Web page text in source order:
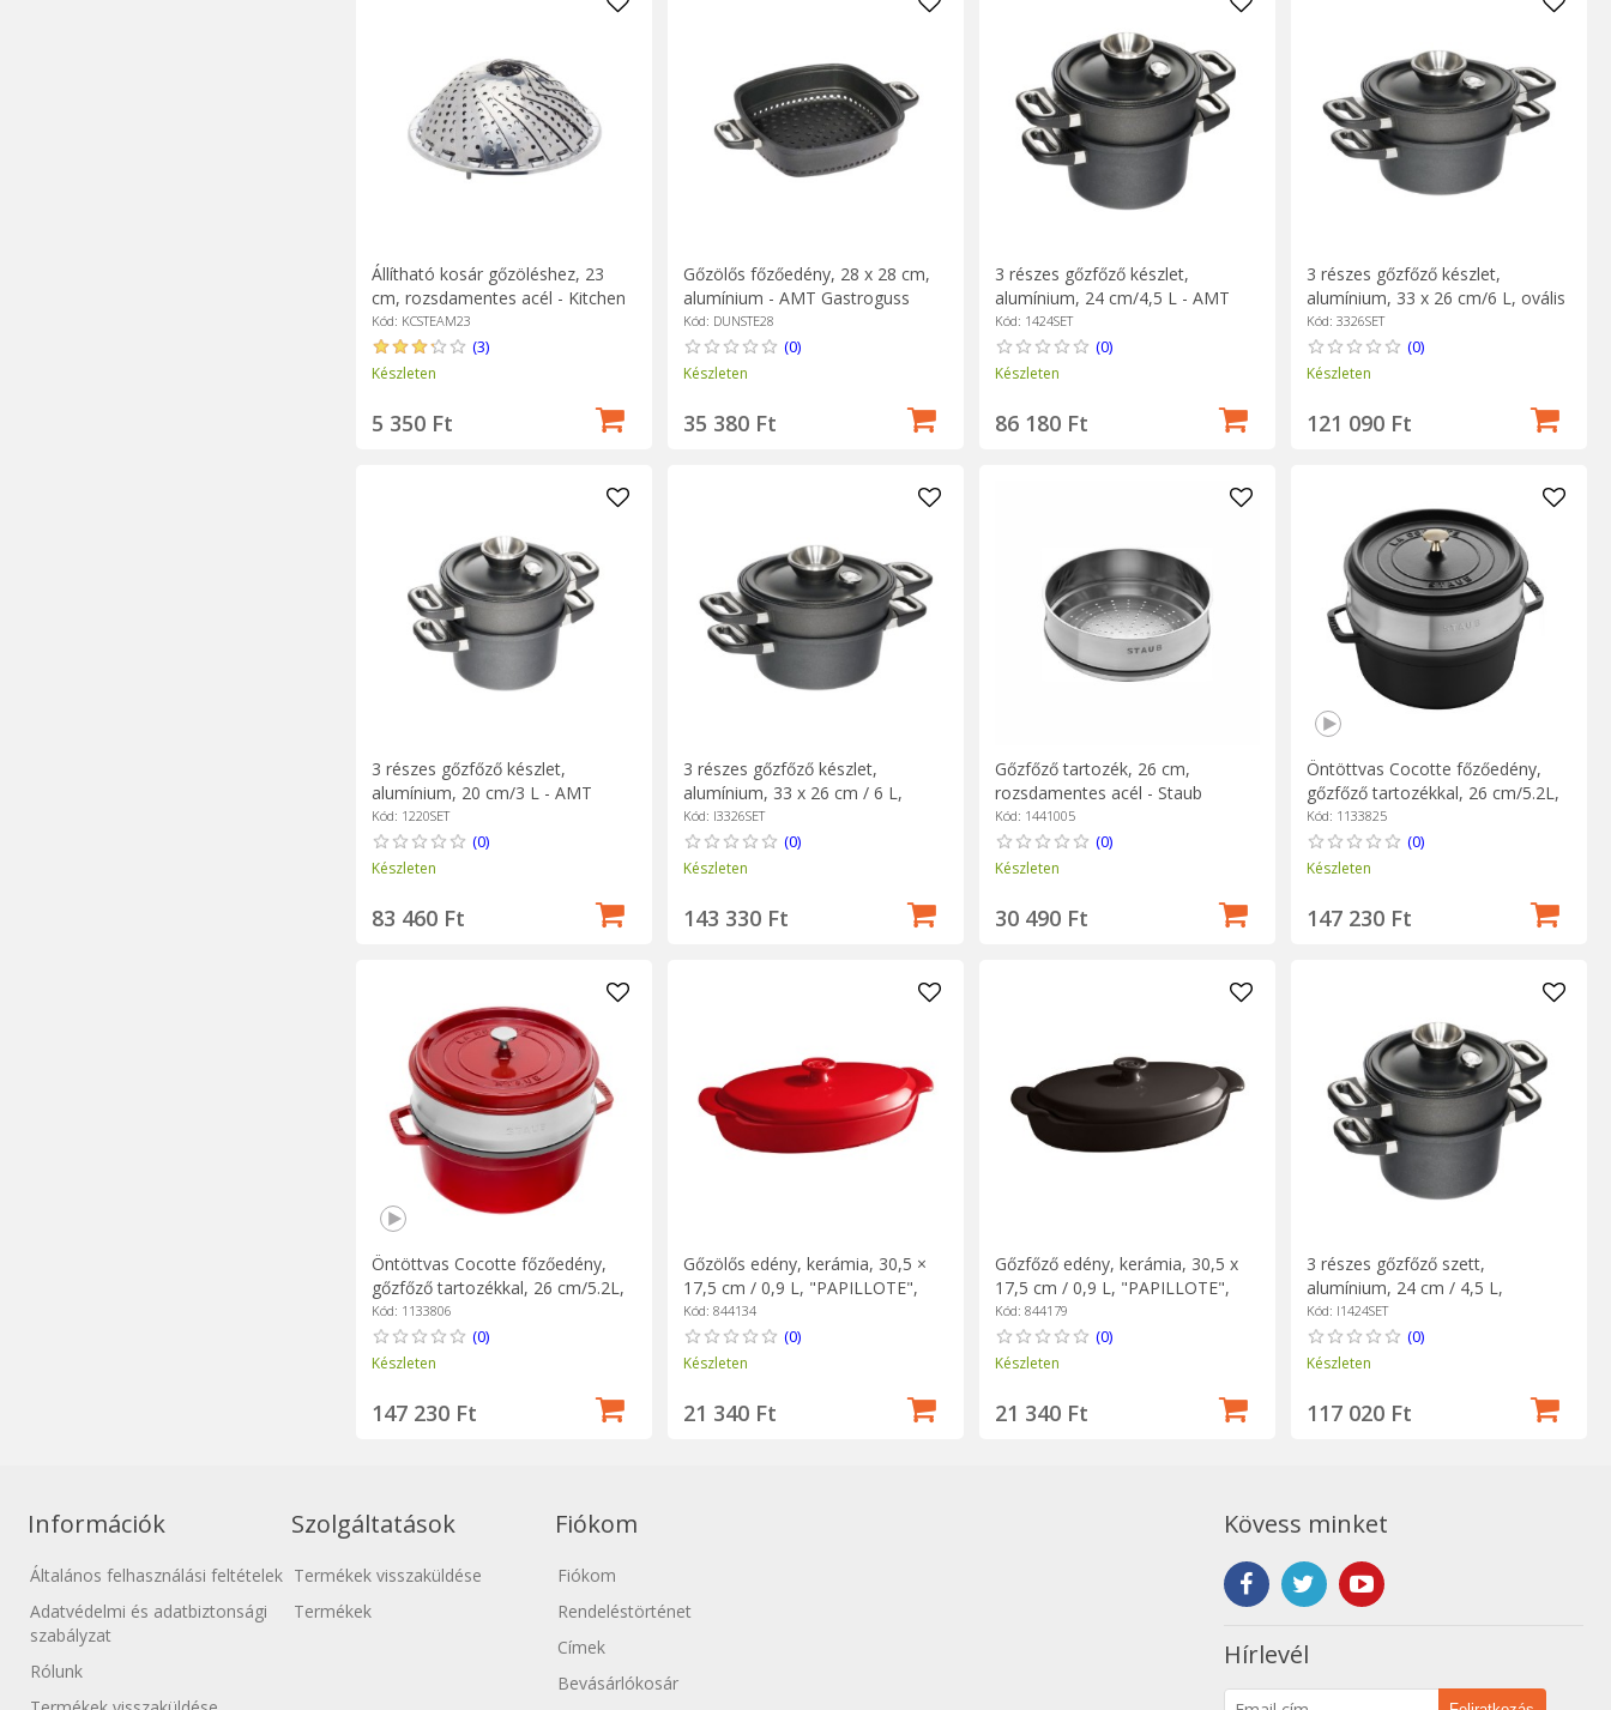
Állítható kosár gőzöléshez, 23
cm, rozsdamentes acél - Kitchen
Craft
Kód: KCSTEAM23
(3)
Készleten
5 350 Ft
Gőzölős főzőedény, 28 x 28 cm,
alumínium - AMT Gastroguss
Kód: DUNSTE28
(0)
Készleten
35 380 Ft
3 részes gőzfőző készlet,
alumínium, 24 cm/4,5 L - AMT
Gastroguss
Kód: 1424SET
(0)
Készleten
86 180 Ft
3 részes gőzfőző készlet,
alumínium, 33 x 26 cm/6 L, ovális
- AMT Gastroguss
Kód: 3326SET
(0)
Készleten
121 090 Ft
3 részes gőzfőző készlet,
alumínium, 20 cm/3 L - AMT
Gastroguss
Kód: 1220SET
(0)
Készleten
83 460 Ft
3 részes gőzfőző készlet,
alumínium, 33 x 26 cm / 6 L,
indukciós - AMT Gastroguss
Kód: I3326SET
(0)
Készleten
143 330 Ft
Gőzfőző tartozék, 26 cm,
rozsdamentes acél - Staub
Kód: 1441005
(0)
Készleten
30 490 Ft
Öntöttvas Cocotte főzőedény,
gőzfőző tartozékkal, 26 cm/5.2L,
Black - Staub
Kód: 1133825
(0)
Készleten
147 230 Ft
Öntöttvas Cocotte főzőedény,
gőzfőző tartozékkal, 26 cm/5.2L,
Cherry - Staub
Kód: 1133806
(0)
Készleten
147 230 Ft
Gőzölős edény, kerámia, 30,5 ×
17,5 cm / 0,9 L, "PAPILLOTE",
Burgundy - Emile Henry
Kód: 844134
(0)
Készleten
21 340 Ft
Gőzfőző edény, kerámia, 30,5 x
17,5 cm / 0,9 L, "PAPILLOTE",
Charcoal - Emile Henry
Kód: 844179
(0)
Készleten
21 340 Ft
3 részes gőzfőző szett,
alumínium, 24 cm / 4,5 L,
indukciós - AMT Gastroguss
Kód: I1424SET
(0)
Készleten
117 020 Ft
Információk
Általános felhasználási feltételek
Adatvédelmi és adatbiztonsági
szabályzat
Rólunk
Szolgáltatások
Termékek visszaküldése
Termékek
Fiókom
Fiókom
Rendeléstörténet
Címek
Bevásárlókosár
Kövess minket
Hírlevél